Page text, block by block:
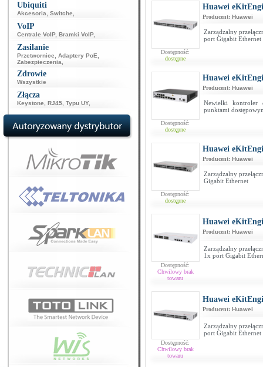
Ubiquiti
Akcesoria Switche
VoIP
Centrale VoIP, Bramki VoIP,
Zasilanie
Przetwornice Adaptery PoE
Zabezpieczenia
Zdrowie
Wszystkie
Złącza
Keystone RJ45 Typu UY,
Dostępność:
dostępne
Huawei
Producent: Huawei
Zarządzalny
port Gigabit Ethernet
Dostępność:
dostępne
Huawei
Producent: Huawei
Newielki kontroler
punktami
Dostępność:
dostępne
Huawei
Producent: Huawei
Zarządzalny
Gigabit Ethernet
Dostępność:
Chwilowy brak
towaru
Huawei
Producent: Huawei
Zarządzalny
1x port Gigabit
Dostępność:
Chwilowy brak
towaru
Huawei
Producent: Huawei
Zarządzalny
port Gigabit Ethernet